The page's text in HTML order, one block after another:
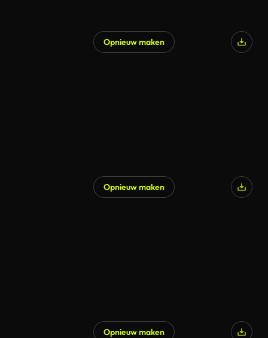
Opnieuw maken
Opnieuw maken
Opnieuw maken